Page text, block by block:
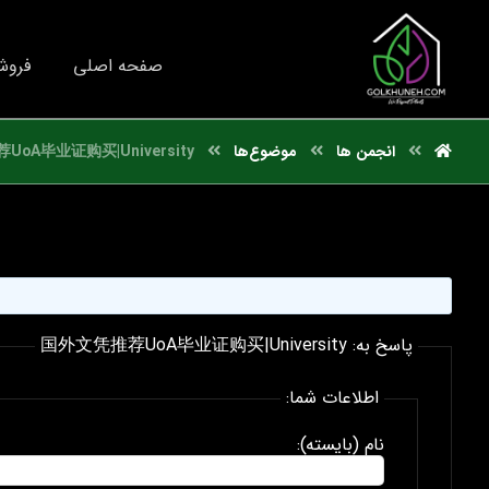
صفحه اصلی
انجمن ها موضوع‌ها UoA毕业证购买|University
پاسخ به: 国外文凭推荐UoA毕业证购买|University
اطلاعات شما:
نام (بایسته):